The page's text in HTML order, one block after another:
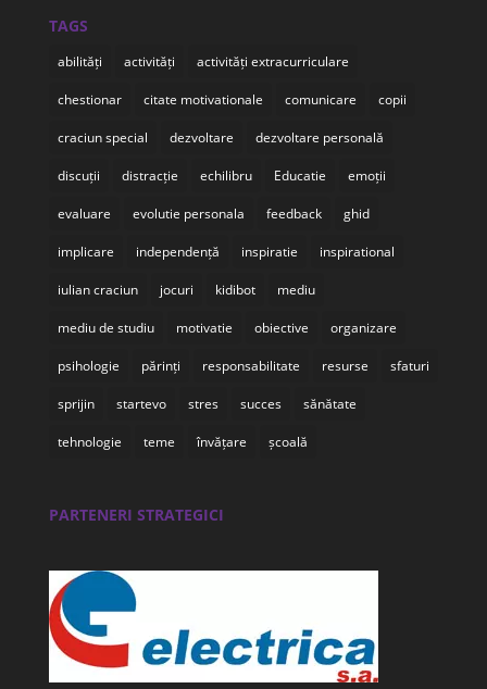
TAGS
abilități activități activități extracurriculare
chestionar citate motivationale comunicare copii
craciun special dezvoltare dezvoltare personală
discuții distracție echilibru Educatie emoții
evaluare evolutie personala feedback ghid
implicare independență inspiratie inspirational
iulian craciun jocuri kidibot mediu
mediu de studiu motivatie obiective organizare
psihologie părinți responsabilitate resurse sfaturi
sprijin startevo stres succes sănătate
tehnologie teme învățare școală
PARTENERI STRATEGICI